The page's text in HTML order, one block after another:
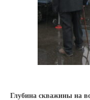
Глубина скважины на